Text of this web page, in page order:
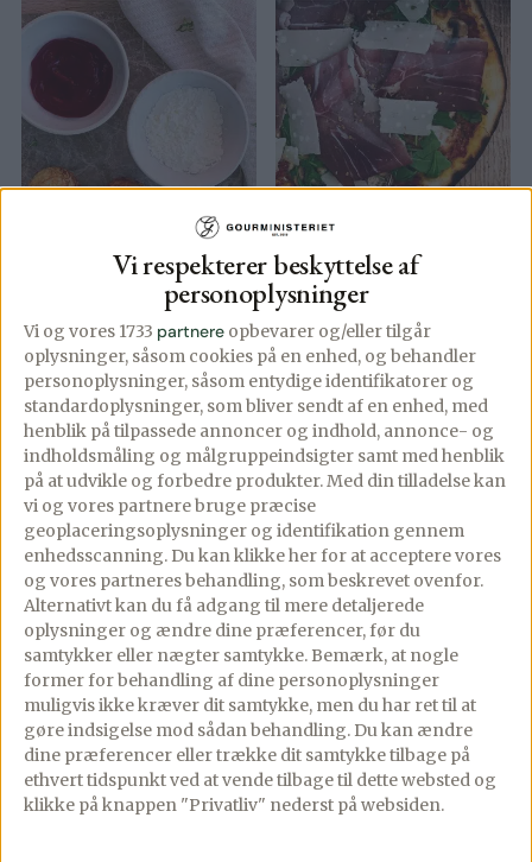
Vi respekterer beskyttelse af
personoplysninger
Vi og vores 1733 partnere opbevarer og/eller tilgår
oplysninger, såsom cookies på en enhed, og behandler
personoplysninger, såsom entydige identifikatorer og
standardoplysninger, som bliver sendt af en enhed, med
henblik på tilpassede annoncer og indhold, annonce- og
indholdsmåling og målgruppeindsigter samt med henblik
på at udvikle og forbedre produkter.Med din tilladelse kan
vi og vores partnere bruge præcise
geoplaceringsoplysninger og identifikation gennem
enhedsscanning. Du kan klikke her for at acceptere vores
og vores partneres behandling, som beskrevet ovenfor.
Alternativt kan du få adgang til mere detaljerede
oplysninger og ændre dine præferencer, før du
samtykker eller nægter samtykke. Bemærk, at nogle
former for behandling af dine personoplysninger
muligvis ikke kræver dit samtykke, men du har ret til at
gøre indsigelse mod sådan behandling. Du kan ændre
dine præferencer eller trække dit samtykke tilbage på
ethvert tidspunkt ved at vende tilbage til dette websted og
klikke på knappen "Privatliv" nederst på websiden.
Æbleskiver med
bakskuld, rødbede
marmelade og
eddikepulver
PREMIUM
26/10/2019
10 comments
Æbleskiver der virkelig
overrasker. Det ligner en
klassisk æbleskive med
syltetøj og flormelis,
men inden i er der fisk,
syltetøjet […]
Pizza med Fanø
skinke
PREMIUM
07/10/2019
Kommentarer
Lækker og enkelt pizza
med en masse smag.
Som altid har vi bagt
vores pizzaer i vores
Morsø Forno pizzaovn,
[…]
Se mere